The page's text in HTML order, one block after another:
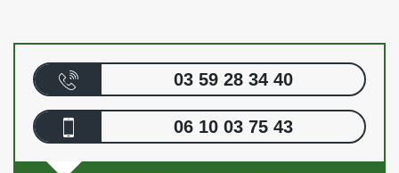
03 59 28 34 40
06 10 03 75 43